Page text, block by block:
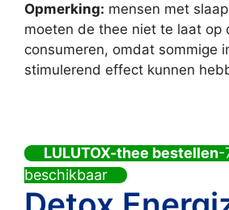
Opmerking: mensen met
moeten de thee niet te laat op
consumeren, omdat sommige
stimulerend effect kunnen
LULUTOX-thee bestellen-
beschikbaar